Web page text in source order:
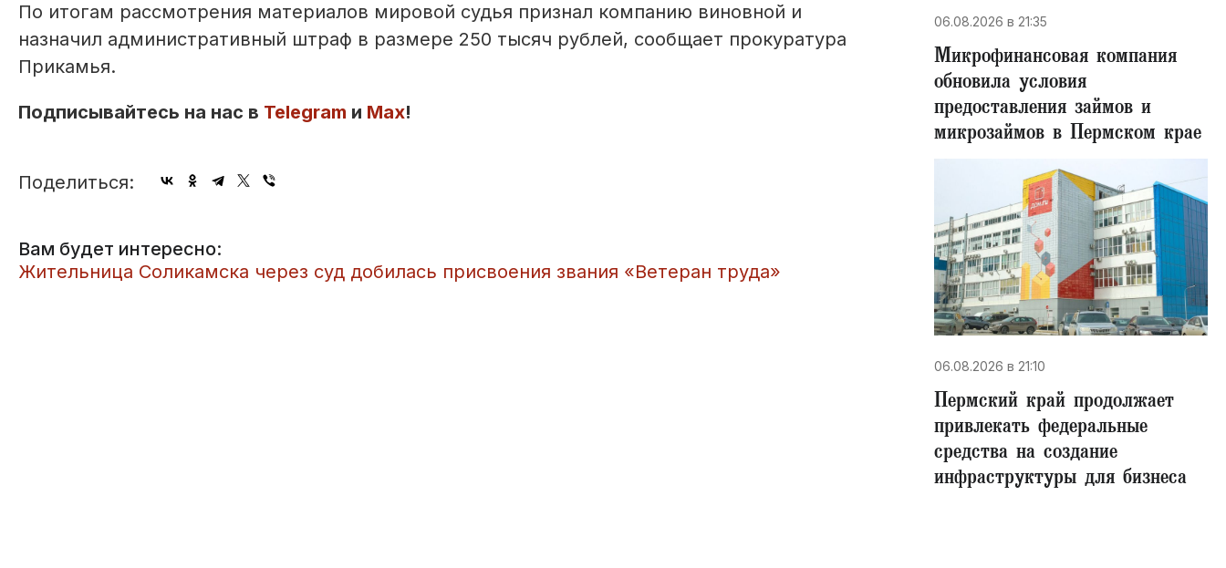
По итогам рассмотрения материалов мировой судья признал компанию виновной и
назначил административный штраф в размере 250 тысяч рублей, сообщает прокуратура
Прикамья.
Подписывайтесь на нас в Telegram и Max!
Поделиться:
Вам будет интересно:
​Жительница Соликамска через суд добилась присвоения звания «Ветеран труда»
06.08.2026 в 21:35
Микрофинансовая компания
обновила условия
предоставления займов и
микрозаймов в Пермском крае
06.08.2026 в 21:10
Пермский край продолжает
привлекать федеральные
средства на создание
инфраструктуры для бизнеса